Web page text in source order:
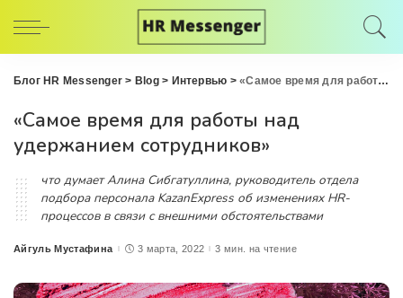
Блог HR Messenger > Blog> Интервью >«Самое время для работы над удержанием сотрудников»
«Самое время для работы над
удержанием сотрудников»
что думает Алина Сибгатуллина, руководитель отдела
подбора персонала KazanExpress об изменениях HR-
процессов в связи с внешними обстоятельствами
Posted
Айгуль Мустафина 3 марта, 2022 3 мин. на чтение